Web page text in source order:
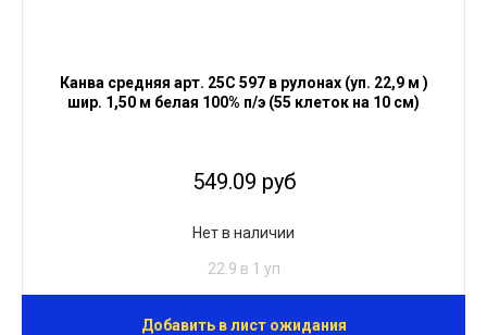
Канва средняя арт. 25С 597 в рулонах (уп. 22,9 м )
шир. 1,50 м белая 100% п/э (55 клеток на 10 см)
549.09 руб
Нет в наличии
22.9 в 1 уп
Добавить в лист ожидания